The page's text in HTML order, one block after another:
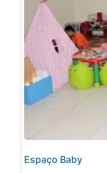
Espaço Baby